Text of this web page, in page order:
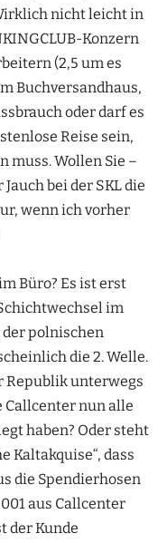
nicht leicht in
Konzern
(2,5 um es
Buchversandhaus,
oder darf es
Reise sein,
muss. Wollen Sie –
bei der SKL die
wenn ich vorher
Büro? Es ist erst
im
der polnischen
die 2. Welle.
Republik unterwegs
Callcenter nun alle
haben? Oder steht
Kaltakquise“, dass
die Spendierhosen
aus Callcenter
der Kunde